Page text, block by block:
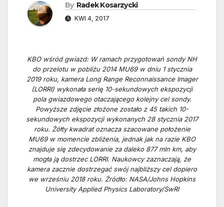
By Radek Kosarzycki
KWI 4, 2017
KBO wśród gwiazd: W ramach przygotowań sondy NH
do przelotu w pobliżu 2014 MU69 w dniu 1 stycznia
2019 roku, kamera Long Range Reconnaissance Imager
(LORRI) wykonała serię 10-sekundowych ekspozycji
pola gwiazdowego otaczającego kolejny cel sondy.
Powyższe zdjęcie złożone zostało z 45 takich 10-
sekundowych ekspozycji wykonanych 28 stycznia 2017
roku. Żółty kwadrat oznacza szacowane położenie
MU69 w momencie zbliżenia, jednak jak na razie KBO
znajduje się zdecydowanie za daleko 877 mln km, aby
mogła ją dostrzec LORRI. Naukowcy zaznaczają, że
kamera zacznie dostrzegać swój najbliższy cel dopiero
we wrześniu 2018 roku. Źródło: NASA/Johns Hopkins
University Applied Physics Laboratory/SwRI